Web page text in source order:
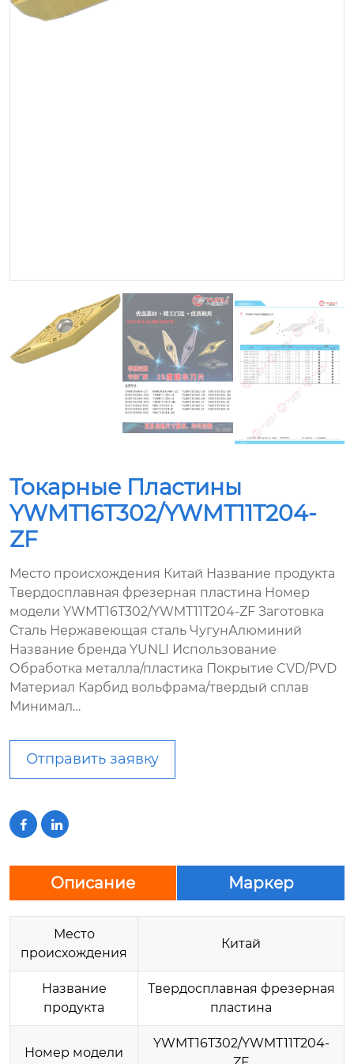
Токарные Пластины
YWMT16T302/YWMT11T204-
ZF
Место происхождения Китай Название продукта
Твердосплавная фрезерная пластина Номер
модели YWMT16T302/YWMT11T204-ZF Заготовка
Сталь Нержавеющая сталь ЧугунАлюминий
Название бренда YUNLI Использование
Обработка металла/пластика Покрытие CVD/PVD
Материал Карбид вольфрама/твердый сплав
Минимал…
Отправить заявку
 
Описание Маркер
Место
происхождения
Китай
Название
продукта
Твердосплавная фрезерная
пластина
Номер модели
YWMT16T302/YWMT11T204-